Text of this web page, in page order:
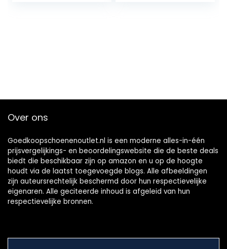
Over ons
Goedkoopschoenenoutlet.nl is een moderne alles-in-één
prijsvergelijkings- en beoordelingswebsite die de beste deals
biedt die beschikbaar zijn op amazon en u op de hoogte
houdt via de laatst toegevoegde blogs. Alle afbeeldingen
zijn auteursrechtelijk beschermd door hun respectievelijke
eigenaren. Alle geciteerde inhoud is afgeleid van hun
respectievelijke bronnen.